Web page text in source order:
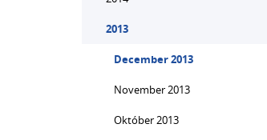
2013
December 2013
November 2013
Október 2013